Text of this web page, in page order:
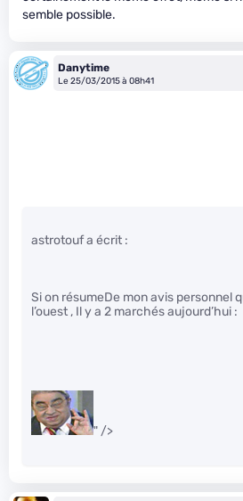
semble possible.
Danytime
Le 25/03/2015 à 08h41
astrotouf a écrit :
Si on résumeDe mon avis personnel
l’ouest , Il y a 2 marchés aujourd’hui :
" />